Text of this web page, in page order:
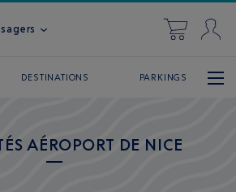
DESTINATIONS PARKINGS
AÉROPORT DE NICE